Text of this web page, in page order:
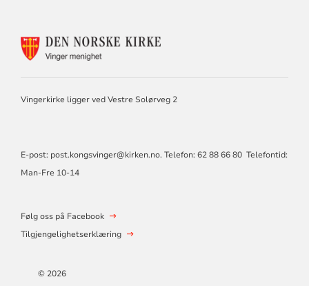
Vingerkirke ligger ved Vestre Solørveg 2
E-post: post.kongsvinger@kirken.no. Telefon: 62 88 66 80 Telefontid:
Man-Fre 10-14
Følg oss på Facebook
Tilgjengelighetserklæring
© 2026